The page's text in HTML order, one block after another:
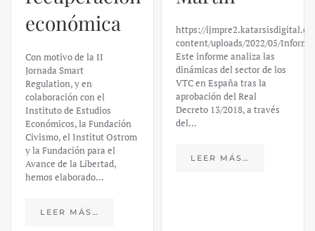
económica
Con motivo de la II
Jornada Smart
Regulation, y en
colaboración con el
Instituto de Estudios
Económicos, la Fundación
Civismo, el Institut Ostrom
y la Fundación para el
Avance de la Libertad,
hemos elaborado…
LEER MÁS…
https://
content/uploads/2022/05/
Este informe analiza las
dinámicas del sector de los
VTC en España tras la
aprobación del Real
Decreto 13/2018, a través
del…
LEER MÁS…